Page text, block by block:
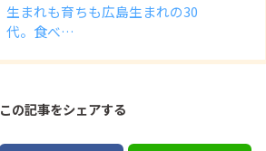
生まれも育ちも広島生まれの30
代。食べ…
この記事をシェアする